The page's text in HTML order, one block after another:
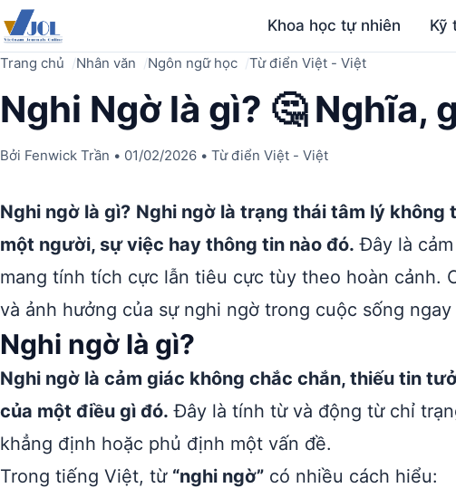
Khoa học tự nhiên Kỹ
Trang chủ Nhân văn Ngôn ngữ học Từ điển Việt - Việt
Nghi Ngờ là gì? 🤔 Nghĩa,
Bởi Fenwick Trần • 01/02/2026 • Từ điển Việt - Việt
Nghi ngờ là gì? Nghi ngờ là trạng thái tâm lý không
một người, sự việc hay thông tin nào đó. Đây là
mang tính tích cực lẫn tiêu cực tùy theo hoàn cảnh.
và ảnh hưởng của sự nghi ngờ trong cuộc sống
Nghi ngờ là gì?
Nghi ngờ là cảm giác không chắc chắn, thiếu tin
của một điều gì đó. Đây là tính từ và động từ chỉ
khẳng định hoặc phủ định một vấn đề.
Trong tiếng Việt, từ “nghi ngờ” có nhiều cách hiểu: